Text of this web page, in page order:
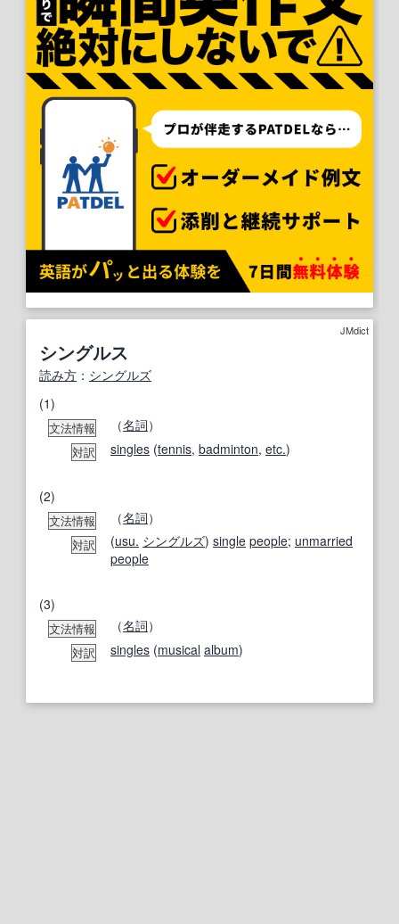
JMdict
シングルス
読み方 ： シングルズ
(1)
文法情報 （名詞）
対訳 singles (tennis, badminton, etc.)
(2)
文法情報 （名詞）
対訳 (usu. シングルズ) single people; unmarried
people
(3)
文法情報 （名詞）
対訳 singles (musical album)